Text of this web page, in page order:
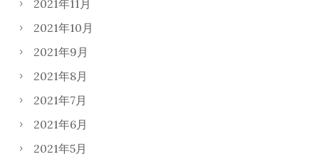
2021年11月
2021年10月
2021年9月
2021年8月
2021年7月
2021年6月
2021年5月